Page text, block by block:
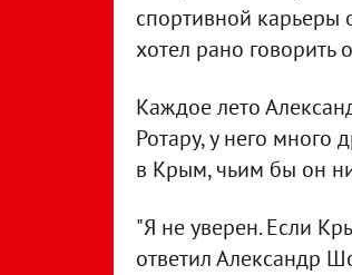
спортивной карьеры
хотел рано говорить
Каждое лето
Ротару, у него много
в Крым, чьим бы он
"Я не уверен. Если
ответил Александр